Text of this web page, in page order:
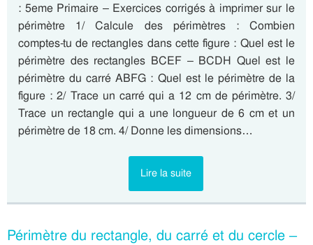
: 5eme Primaire – Exercices corrigés à imprimer sur le
périmètre 1/ Calcule des périmètres : Combien
comptes-tu de rectangles dans cette figure : Quel est le
périmètre des rectangles BCEF – BCDH Quel est le
périmètre du carré ABFG : Quel est le périmètre de la
figure : 2/ Trace un carré qui a 12 cm de périmètre. 3/
Trace un rectangle qui a une longueur de 6 cm et un
périmètre de 18 cm. 4/ Donne les dimensions…
Lire la suite
Périmètre du rectangle, du carré et du cercle –